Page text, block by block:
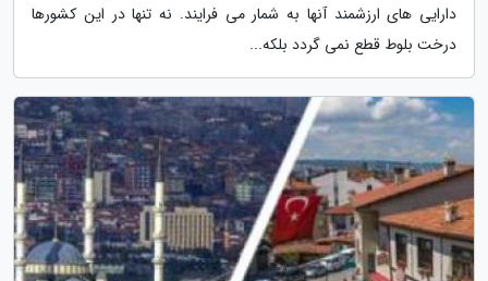
دارایی های ارزشمند آنها به شمار می فرایند. نه تنها در این کشورها
درخت بلوط قطع نمی گردد بلکه...